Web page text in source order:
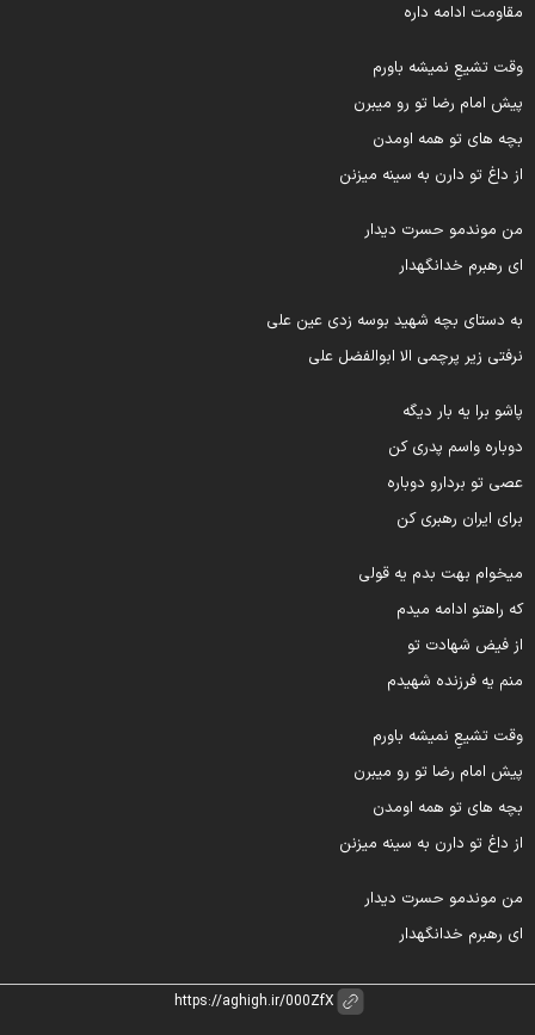
مقاومت ادامه داره
وقت تشیعِ نمیشه باورم
پیش امام رضا تو رو میبرن
بچه های تو همه اومدن
از داغ تو دارن به سینه میزنن
من موندمو حسرت دیدار
ای رهبرم خدانگهدار
به دستای بچه شهید بوسه زدی عین علی
نرفتی زیر پرچمی الا ابوالفضل علی
پاشو برا یه بار دیگه
دوباره واسم پدری کن
عصی تو بردارو دوباره
برای ایران رهبری کن
میخوام بهت بدم یه قولی
که راهتو ادامه میدم
از فیض شهادت تو
منم یه فرزنده شهیدم
وقت تشیعِ نمیشه باورم
پیش امام رضا تو رو میبرن
بچه های تو همه اومدن
از داغ تو دارن به سینه میزنن
من موندمو حسرت دیدار
ای رهبرم خدانگهدار